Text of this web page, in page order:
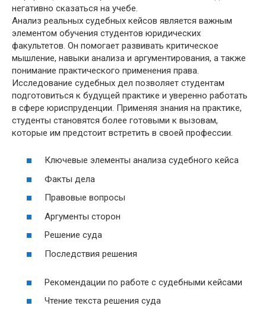
негативно сказаться на учебе.
Анализ реальных судебных кейсов является важным
элементом обучения студентов юридических
факультетов. Он помогает развивать критическое
мышление, навыки анализа и аргументирования, а также
понимание практического применения права.
Исследование судебных дел позволяет студентам
подготовиться к будущей практике и уверенно работать
в сфере юриспруденции. Применяя знания на практике,
студенты становятся более готовыми к вызовам,
которые им предстоит встретить в своей профессии.
Ключевые элементы анализа судебного кейса
Факты дела
Правовые вопросы
Аргументы сторон
Решение суда
Последствия решения
Рекомендации по работе с судебными кейсами
Чтение текста решения суда